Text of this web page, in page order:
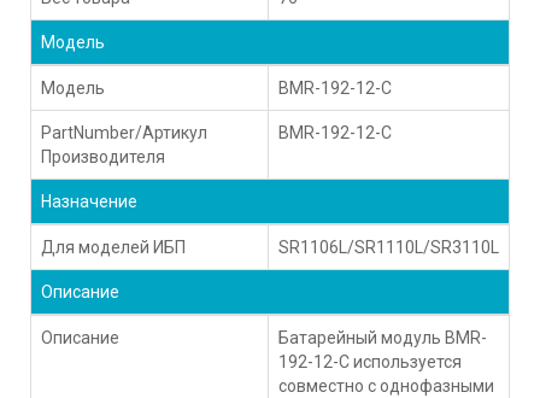
Модель
Модель BMR-192-12-C
PartNumber/Артикул
Производителя
BMR-192-12-C
Назначение
Для моделей ИБП SR1106L/SR1110L/SR3110L
Описание
Описание
Батарейный модуль BMR-
192-12-C используется
совместно с однофазными